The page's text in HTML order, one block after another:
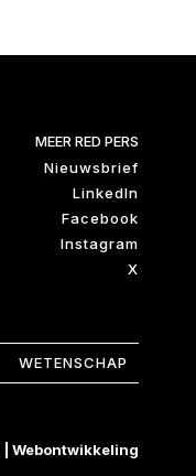
MEER RED PERS
Nieuwsbrief
LinkedIn
Facebook
Instagram
X
WETENSCHAP
Webontwikkeling